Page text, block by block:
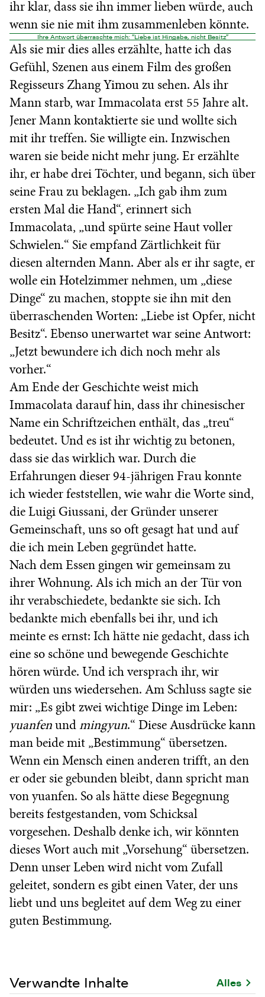
ihr klar, dass sie ihn immer lieben würde, auch
wenn sie nie mit ihm zusammenleben könnte.
Ihre Antwort überraschte mich: “Liebe ist Hingabe, nicht Besitz”
Als sie mir dies alles erzählte, hatte ich das
Gefühl, Szenen aus einem Film des großen
Regisseurs Zhang Yimou zu sehen. Als ihr
Mann starb, war Immacolata erst 55 Jahre alt.
Jener Mann kontaktierte sie und wollte sich
mit ihr treffen. Sie willigte ein. Inzwischen
waren sie beide nicht mehr jung. Er erzählte
ihr, er habe drei Töchter, und begann, sich über
seine Frau zu beklagen. „Ich gab ihm zum
ersten Mal die Hand“, erinnert sich
Immacolata, „und spürte seine Haut voller
Schwielen.“ Sie empfand Zärtlichkeit für
diesen alternden Mann. Aber als er ihr sagte, er
wolle ein Hotelzimmer nehmen, um „diese
Dinge“ zu machen, stoppte sie ihn mit den
überraschenden Worten: „Liebe ist Opfer, nicht
Besitz“. Ebenso unerwartet war seine Antwort:
„Jetzt bewundere ich dich noch mehr als
vorher.“
Am Ende der Geschichte weist mich
Immacolata darauf hin, dass ihr chinesischer
Name ein Schriftzeichen enthält, das „treu“
bedeutet. Und es ist ihr wichtig zu betonen,
dass sie das wirklich war. Durch die
Erfahrungen dieser 94-jährigen Frau konnte
ich wieder feststellen, wie wahr die Worte sind,
die Luigi Giussani, der Gründer unserer
Gemeinschaft, uns so oft gesagt hat und auf
die ich mein Leben gegründet hatte.
Nach dem Essen gingen wir gemeinsam zu
ihrer Wohnung. Als ich mich an der Tür von
ihr verabschiedete, bedankte sie sich. Ich
bedankte mich ebenfalls bei ihr, und ich
meinte es ernst: Ich hätte nie gedacht, dass ich
eine so schöne und bewegende Geschichte
hören würde. Und ich versprach ihr, wir
würden uns wiedersehen. Am Schluss sagte sie
mir: „Es gibt zwei wichtige Dinge im Leben:
yuanfenundmingyun.“ Diese Ausdrücke kann
man beide mit „Bestimmung“ übersetzen.
Wenn ein Mensch einen anderen trifft, an den
er oder sie gebunden bleibt, dann spricht man
von yuanfen. So als hätte diese Begegnung
bereits festgestanden, vom Schicksal
vorgesehen. Deshalb denke ich, wir könnten
dieses Wort auch mit „Vorsehung“ übersetzen.
Denn unser Leben wird nicht vom Zufall
geleitet, sondern es gibt einen Vater, der uns
liebt und uns begleitet auf dem Weg zu einer
guten Bestimmung.
Verwandte Inhalte Alles